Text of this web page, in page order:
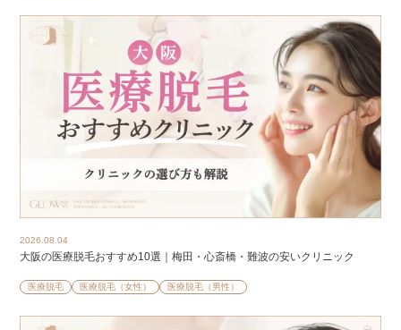
2026.08.04
大阪の医療脱毛おすすめ10選｜梅田・心斎橋・難波の安いクリニック
医療脱毛 医療脱毛（女性） 医療脱毛（男性）